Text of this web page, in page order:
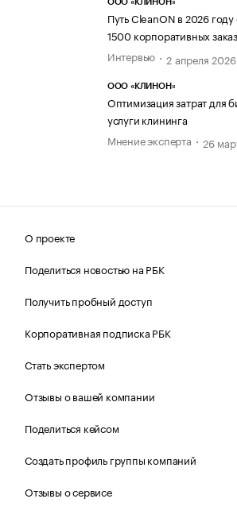
ООО «КЛИНОН»
Путь CleanON в 2026
1500 корпоративных
Интервью
2 апреля 2026
ООО «КЛИНОН»
Оптимизация затрат для
услуги клининга
Мнение эксперта
26
О проекте
Поделиться новостью на РБК
Получить пробный доступ
Корпоративная подписка РБК
Стать экспертом
Отзывы о вашей компании
Поделиться кейсом
Создать профиль группы компаний
Отзывы о сервисе